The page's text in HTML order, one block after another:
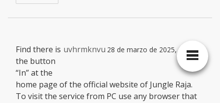
uvhrmknvu 28 de marzo de 2025,5:21 pm
Find there is
the button
“In” at the
home page of the official website of Jungle Raja.
To visit the service from PC use any browser that